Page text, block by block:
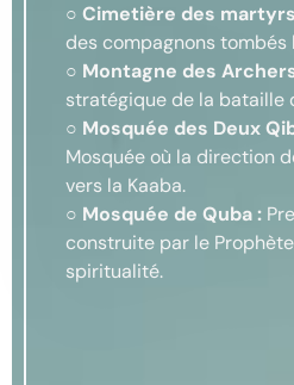
○ Cimetière des
des compagnons
○ Montagne des
stratégique de la bataille
○ Mosquée des Deux
Mosquée où la direction
vers la Kaaba.
○ Mosquée de Quba :
construite par le Prophète ﷺ, haut lieu de
spiritualité.